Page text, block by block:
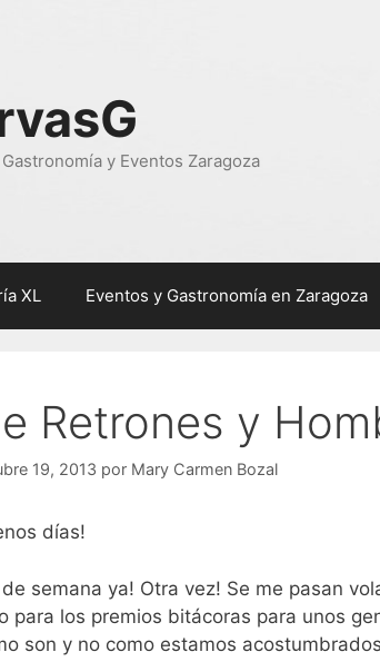
y Eventos Zaragoza
XL Eventos y Gastronomía en Zaragoza
Retrones y
19, 2013 por Mary Carmen Bozal
días!
de semana ya! Otra vez! Se me pasan
para los premios bitácoras para unos
son y no como estamos